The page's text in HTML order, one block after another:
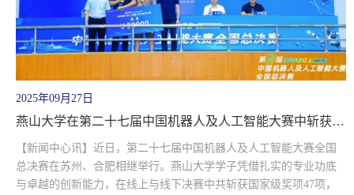
2025年09月27日
燕山大学在第二十七届中国机器人及人工智能大赛中斩获历史最佳成绩
【新闻中心讯】近日，第二十七届中国机器人及人工智能大赛全国
总决赛在苏州、合肥相继举行。燕山大学学子凭借扎实的专业功底
与卓越的创新能力，在线上与线下决赛中共斩获国家级奖项47项，